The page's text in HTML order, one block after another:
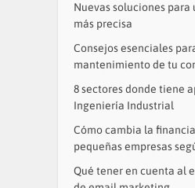
Nuevas soluciones para
más precisa
Consejos esenciales
mantenimiento de tu
8 sectores donde tiene
Ingeniería Industrial
Cómo cambia la
pequeñas empresas
Qué tener en cuenta al